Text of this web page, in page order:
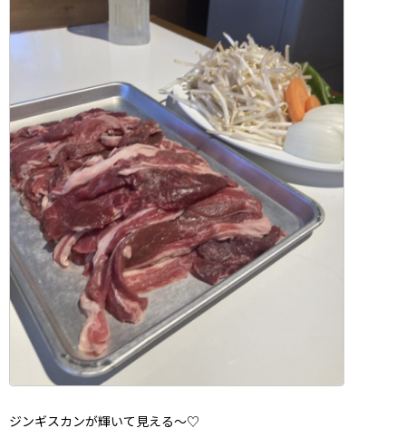
ジンギスカンが輝いて見える～♡